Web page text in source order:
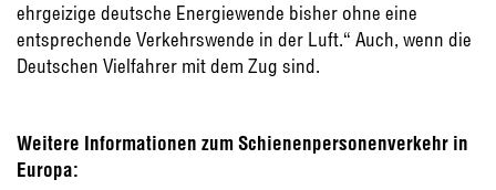
ehrgeizige deutsche Energiewende bisher ohne eine
entsprechende Verkehrswende in der Luft.“ Auch, wenn die
Deutschen Vielfahrer mit dem Zug sind.
Weitere Informationen zum Schienenpersonenverkehr in
Europa: